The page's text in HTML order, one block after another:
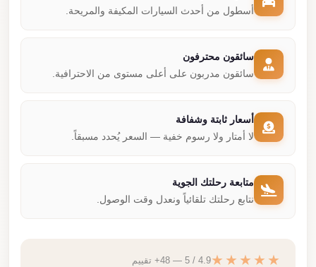
أسطول من أحدث السيارات المكيفة والمريحة.
سائقون محترفون
سائقون مدربون على أعلى مستوى من الاحترافية.
أسعار ثابتة وشفافة
لا أمتار ولا رسوم خفية — السعر يُحدد مسبقاً.
متابعة رحلتك الجوية
نتابع رحلتك تلقائياً ونعدل وقت الوصول.
★★★★★4.9 / 5 — 48+ تقييم